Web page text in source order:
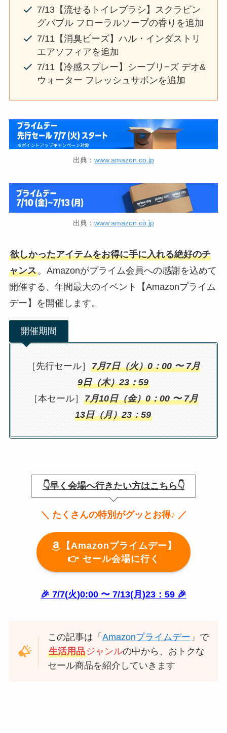
7/13【流せるトイレブラシ】スクラビン
グバブル フローラルソープの香りを追加
7/11【消臭ビーズ】ハル・インダストリ
エアソフィアを追加
7/11【冷感スプレー】シーブリ−ズ デオ&
ウォーター フレッシュサボンを追加
出典： www.amazon.co.jp
出典： www.amazon.co.jp
欲しかったアイテムをお得に手に入れる絶好のチ
ャンス。Amazonがプライム会員への感謝を込めて
開催する、年間最大のイベント【Amazonプライム
デー】を開催します。
開催期間
［先行セール］ 7月7日（火）0：00 〜 7月
9日（木）23：59
［本セール］ 7月10日（金）0：00 〜 7月
13日（月）23：59
👇早く会場へ行きたい方はこちら👇
＼ たくさんの特別がグッとお得♪ ／
【Amazonプライムデー】
👉️ セール会場に行く
🎉 7/7(火)0:00 〜 7/13(月)23：59 🎉
この記事は「Amazonプライムデー 」で
生活用品ジャンルの中から、おトクな
セール商品を紹介していきます